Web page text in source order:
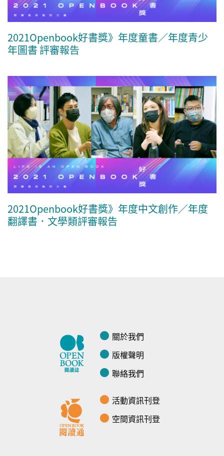
2021Openbook好書獎》年度童書／年度青少
年圖書 評審報告
2021Openbook好書獎》年度中文創作／年度
翻譯書．文學類評審報告
關於我們
版權聲明
聯絡我們
活動資訊刊登
空間資訊刊登